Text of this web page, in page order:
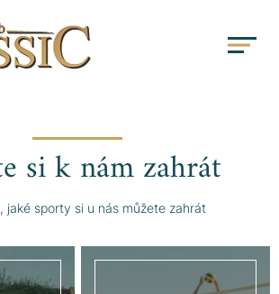
si k nám zahrát
jaké sporty si u nás můžete zahrát